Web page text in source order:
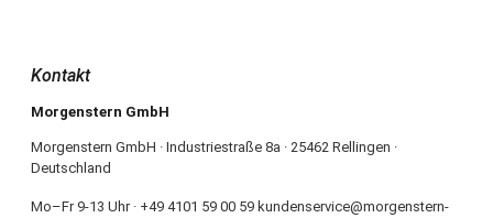
Kontakt
Morgenstern GmbH
Morgenstern GmbH · Industriestraße 8a · 25462 Rellingen ·
Deutschland
Mo–Fr 9-13 Uhr · +49 4101 59 00 59 kundenservice@morgenstern-